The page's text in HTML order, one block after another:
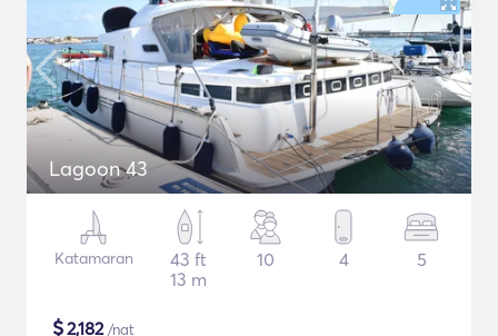
Lagoon 43
Katamaran
43 ft
13 m
10 4 5
$2,182/nat